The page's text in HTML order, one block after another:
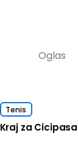
Tenis
Kraj za